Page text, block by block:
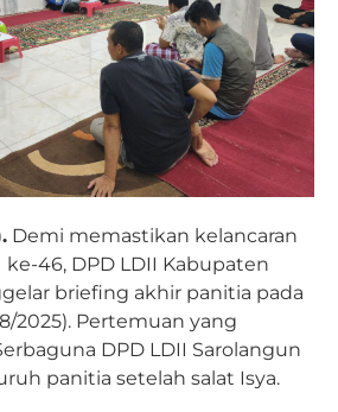
Demi memastikan kelancaran
ke-46, DPD LDII Kabupaten
briefing akhir panitia pada
2025). Pertemuan yang
DPD LDII Sarolangun
panitia setelah salat Isya.